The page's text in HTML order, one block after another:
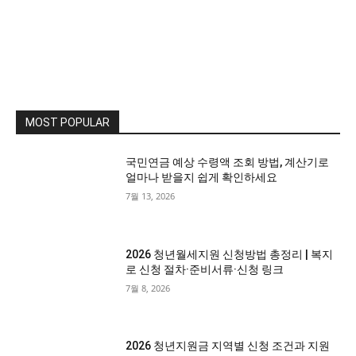
MOST POPULAR
국민연금 예상 수령액 조회 방법, 계산기로
얼마나 받을지 쉽게 확인하세요
7월 13, 2026
2026 청년월세지원 신청방법 총정리 | 복지
로 신청 절차·준비서류·신청 링크
7월 8, 2026
2026 청년지원금 지역별 신청 조건과 지원